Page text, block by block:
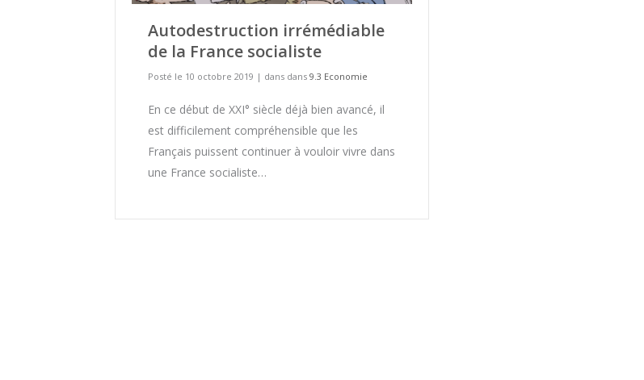
Autodestruction irrémédiable
de la France socialiste
Posté le 10 octobre 2019 | dans dans 9.3 Economie
En ce début de XXI° siècle déjà bien avancé, il
est difficilement compréhensible que les
Français puissent continuer à vouloir vivre dans
une France socialiste…